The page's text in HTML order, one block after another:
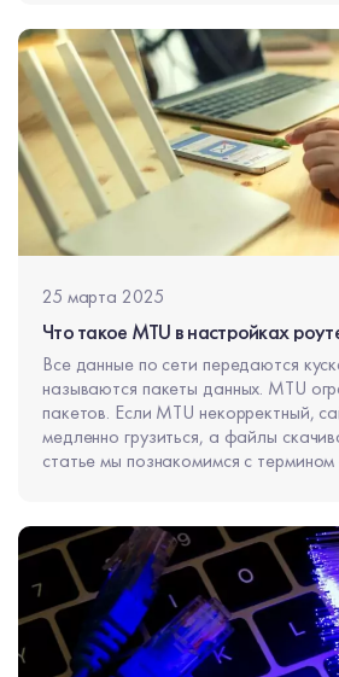
25 марта 2025
Что такое MTU в настройках
Все данные по сети передаются
называются пакеты данных. MTU
пакетов. Если MTU некорректный,
медленно грузиться, а файлы
статье мы познакомимся с
производителей. Как работает передача данных
Информация в интернете не
потоком. Она дробится на пакеты
Содержимое пакетов: полезная
заголовки. Звук, картинка, – все
информация. Пакет данных имеет заголовок. Это